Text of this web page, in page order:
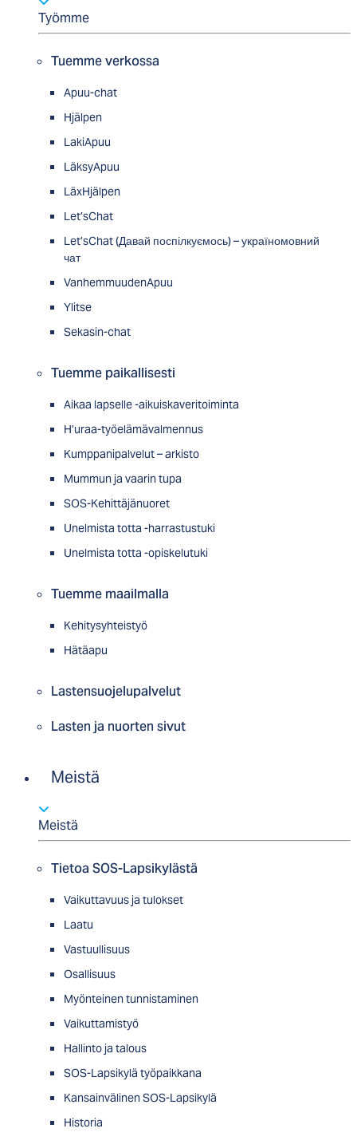
Työmme
Tuemme verkossa
Apuu-chat
Hjälpen
LakiApuu
LäksyApuu
LäxHjälpen
Let’sChat
Let’sChat (Давай поспілкуємось) – україномовний
чат
VanhemmuudenApuu
Ylitse
Sekasin-chat
Tuemme paikallisesti
Aikaa lapselle -aikuiskaveritoiminta
H’uraa-työelämävalmennus
Kumppanipalvelut – arkisto
Mummun ja vaarin tupa
SOS-Kehittäjänuoret
Unelmista totta -harrastustuki
Unelmista totta -opiskelutuki
Tuemme maailmalla
Kehitysyhteistyö
Hätäapu
Lastensuojelupalvelut
Lasten ja nuorten sivut
Meistä
Meistä
Tietoa SOS-Lapsikylästä
Vaikuttavuus ja tulokset
Laatu
Vastuullisuus
Osallisuus
Myön­tei­nen tun­nis­ta­minen
Vaikuttamistyö
Hallinto ja talous
SOS-Lapsikylä työpaikkana
Kansainvälinen SOS-Lapsikylä
Historia